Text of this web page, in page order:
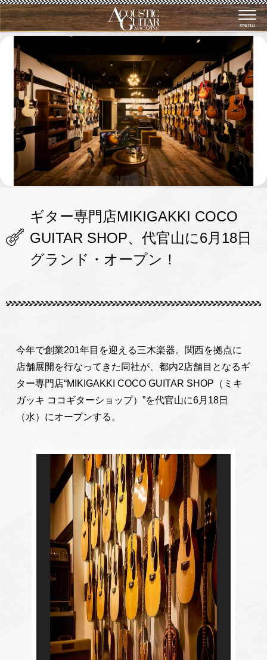
menu
ギター専門店MIKIGAKKI COCO
GUITAR SHOP、代官山に6月18日
グランド・オープン！
今年で創業201年目を迎える三木楽器。関西を拠点に
店舗展開を行なってきた同社が、都内2店舗目となるギ
ター専門店“MIKIGAKKI COCO GUITAR SHOP（ミキ
ガッキ ココギターショップ）”を代官山に6月18日
（水）にオープンする。